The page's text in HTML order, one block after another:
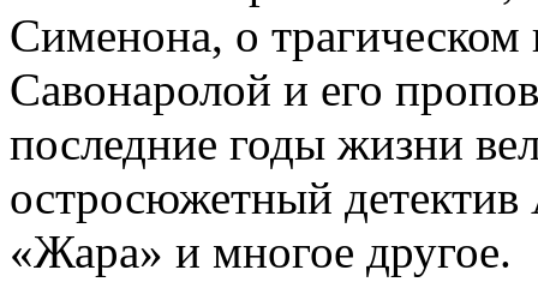
Сименона, о трагическом
Савонаролой и его
последние годы жизни
остросюжетный детектив
«Жара» и многое другое.